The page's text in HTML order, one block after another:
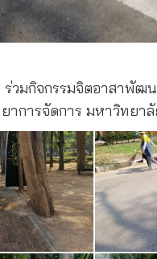
วมกิจกรรมจิตอาสา
การจัดการ มหาวิทย